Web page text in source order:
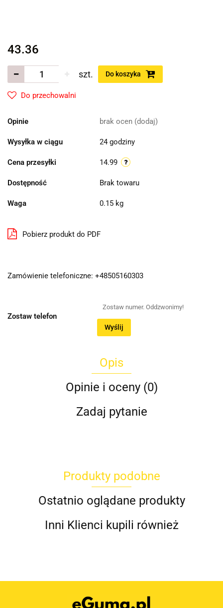
43.36
szt. Do koszyka
Do przechowalni
Opinie brak ocen (dodaj)
Wysyłka w ciągu 24 godziny
Cena przesyłki 14.99
Dostępność Brak towaru
Waga 0.15 kg
Pobierz produkt do PDF
Zamówienie telefoniczne: +48505160303
Zostaw telefon
Wyślij
Opis
Opinie i oceny (0)
Zadaj pytanie
Produkty podobne
Ostatnio oglądane produkty
Inni Klienci kupili również